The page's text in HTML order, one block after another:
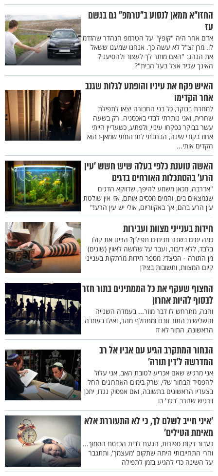
החזו"א ממאן לנסוע ב"טרמפ" גם בגשם
עז
אדם אחר היה "קופץ" על הטרמפ הנהדר שהזדמן
לו. מרן זצ"ל לא עשה כך. אנחנו שמענו ששאל
את הנהג: "האם מותר לך לעצור ולהסיעני?
האינך שכיר אצל בעל הבית"?
האיש פקח את עיניו והופתע לגלות שגנב
אחר הקדימו
למחרת בבוקר, כל בני החבורה יצאו לתפילת
שחרית, ואני נותרתי לבדי באכסניה. רק בשעה
עשר בבוקר נפקחו עיניי, ולפתע, כשעדיין הייתי
אחוז בקורי שינה, הבחנתי לתדהמתי שמאן-דהוא
הקדים אותי...
האשה טוענת כלפי בעלה שיש חשש ’עין
הרע’ בהסתכלות האורחים בדגים
"אדרבה, מכאן משמע להיפך, שדווקא הדגים
שנמצאים בים, והמים מכסים אותם, אזי אין שולטת
עין הרע בהם, אך באקווריום, אולי יש עין הרע!"
חידות בענייני מצוות ועבירות
כמה ימים בשנה מניחים תפילין? הרים את קולו
בלבד, ללא דיבור, ועבר על שלושה לאווין (שונים)
מן התורה - הכיצד? מספר חידות מרתקות בענייני
קיום המצוות, ותשובות בצידן
החצוף שעקף את כל הממתינים בתור חזר
לבסוף להיות אחרון
והנה, מתרחש לו דבר מוזר... בעמדה השנייה
והשלישית התור זורם ומתחלף מהר, ואילו בעמדה
הראשונה, התור לא זז
הבחור המתקרב הגיע עם אביו אל רב
המדרשה ל’דין תורה’
אני מרגיש שאם אכריע לטובת האב, אני עלול
להפסיד הבחור שלי, שרק בימים האחרונים החל
בצעדיו הראשונים בתשובה, ואם אפסוק נגדו, יתכן
וירגיש שהרב 'בגד' בו
’איני חייב לשלם לך, כי לא התעוררת אלא
מאימת הטילים’
כעבור דקות ספורות, הגעת לבית הכנסת הסמוך...
והרי התחייבותי היתה שתקום 'מעצמך', ותתגבר
על השינה כדי להגיע בזמן לתפילה